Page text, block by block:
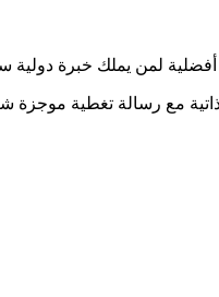
أفضلية لمن يملك خبرة دولية